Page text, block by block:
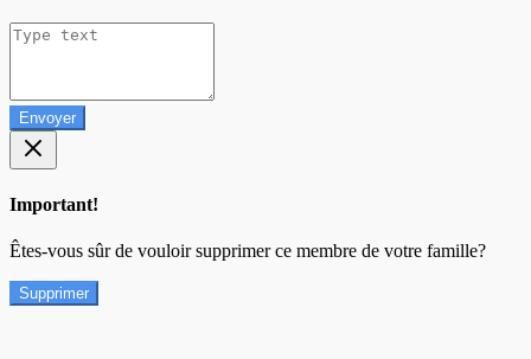
Envoyer
Important!
Êtes-vous sûr de vouloir supprimer ce membre de votre famille?
Supprimer